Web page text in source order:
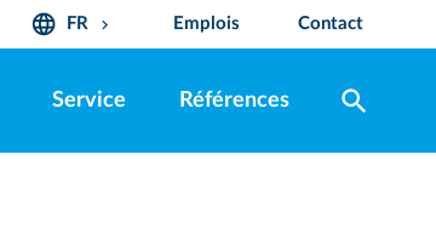
language FR keyboard_arrow_down Emplois Contact
Service Références search